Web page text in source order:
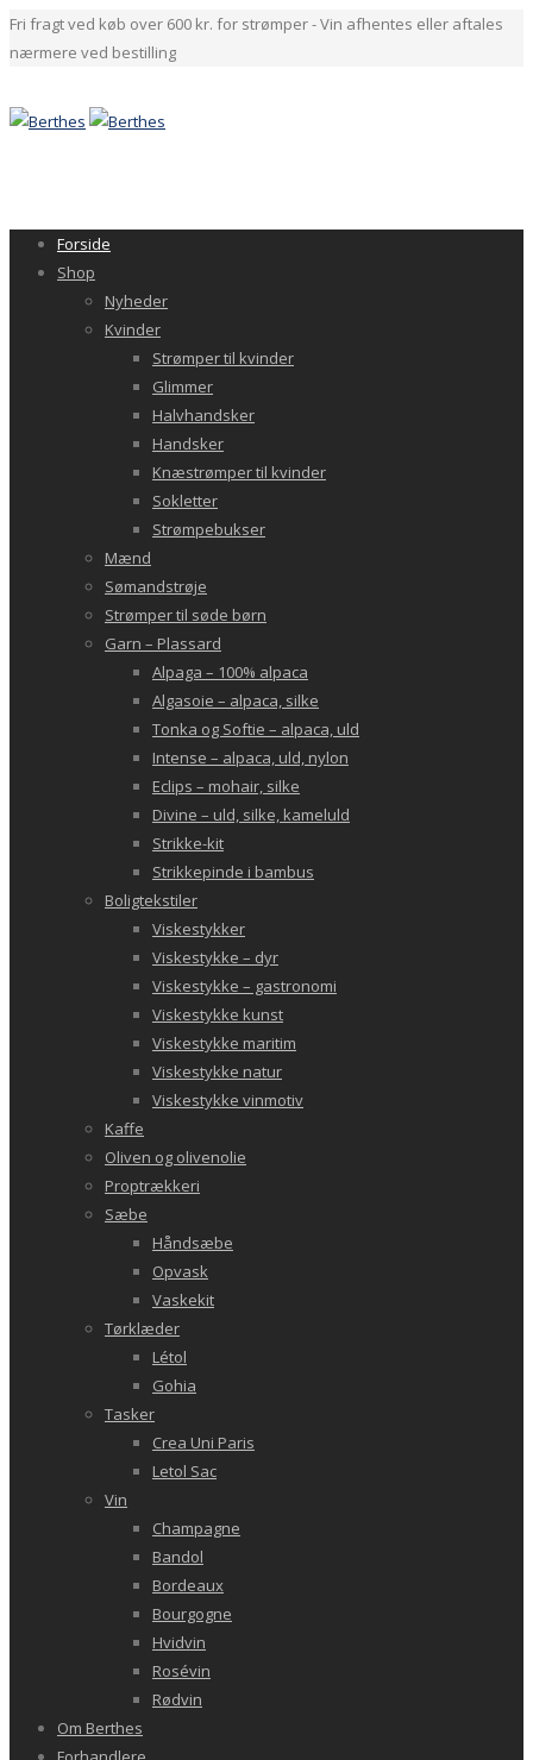
Fri fragt ved køb over 600 kr. for strømper - Vin afhentes eller aftales
nærmere ved bestilling
Forside
Shop
Nyheder
Kvinder
Strømper til kvinder
Glimmer
Halvhandsker
Handsker
Knæstrømper til kvinder
Sokletter
Strømpebukser
Mænd
Sømandstrøje
Strømper til søde børn
Garn – Plassard
Alpaga – 100% alpaca
Algasoie – alpaca, silke
Tonka og Softie – alpaca, uld
Intense – alpaca, uld, nylon
Eclips – mohair, silke
Divine – uld, silke, kameluld
Strikke-kit
Strikkepinde i bambus
Boligtekstiler
Viskestykker
Viskestykke – dyr
Viskestykke – gastronomi
Viskestykke kunst
Viskestykke maritim
Viskestykke natur
Viskestykke vinmotiv
Kaffe
Oliven og olivenolie
Proptrækkeri
Sæbe
Håndsæbe
Opvask
Vaskekit
Tørklæder
Létol
Gohia
Tasker
Crea Uni Paris
Letol Sac
Vin
Champagne
Bandol
Bordeaux
Bourgogne
Hvidvin
Rosévin
Rødvin
Om Berthes